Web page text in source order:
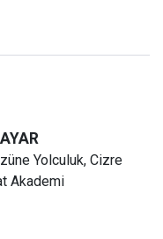
Yolculuk, Cizre
Akademi